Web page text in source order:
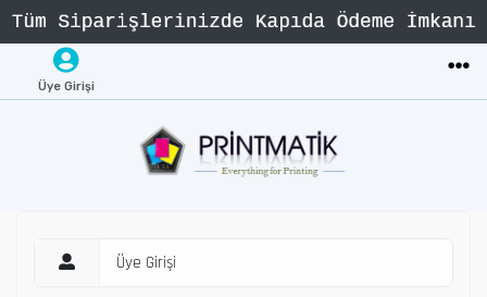
Üye Girişi
Üye Girişi